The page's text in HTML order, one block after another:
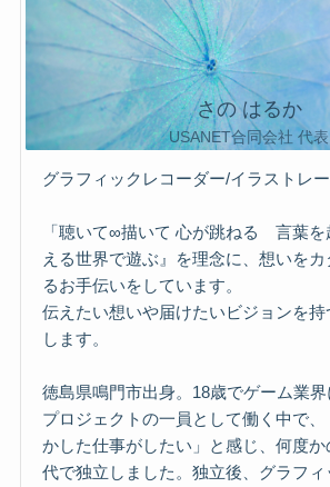
さの はるか
USANET合同会社 代表
グラフィックレコーダー/イラストレ
「聴いて∞描いて 心が跳ねる 言葉を
える世界で遊ぶ』を理念に、想いをカ
るお手伝いをしています。
伝えたい想いや届けたいビジョンを持
します。
徳島県鳴門市出身。18歳でゲーム業界
プロジェクトの一員として働く中で
かした仕事がしたい」と感じ、何度
代で独立しました。独立後、グラフィ